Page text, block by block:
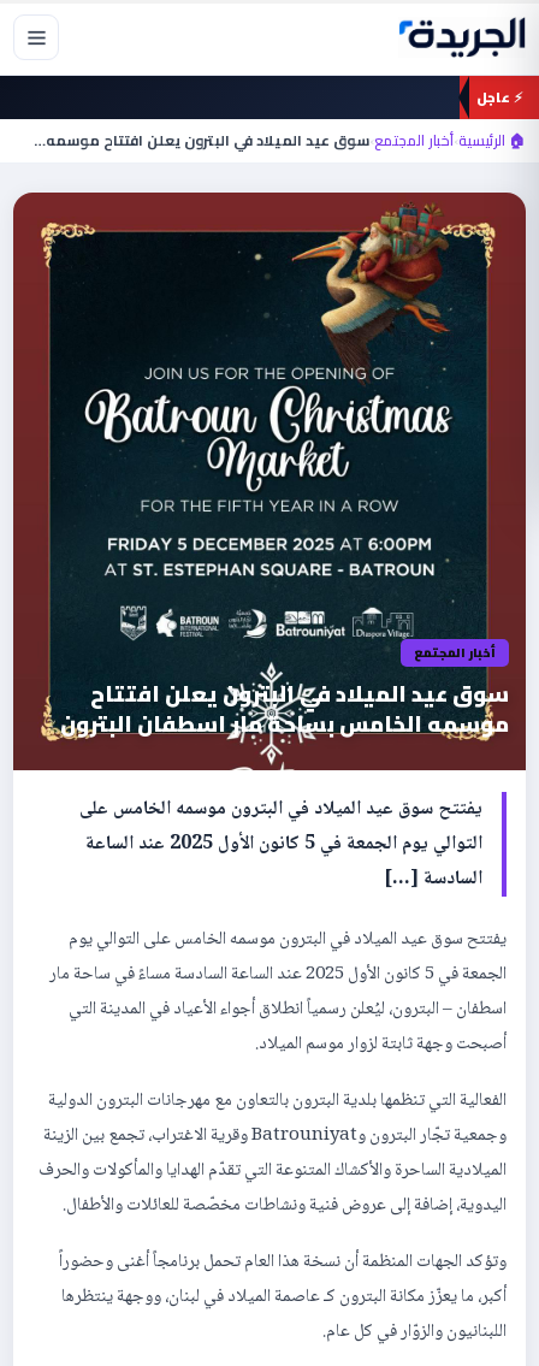
تخطي
المحتوى
⚡ عاجل
🏠 الرئيسية›أخبار المجتمع›سوق عيد الميلاد في البترون يعلن افتتاح موسمه…
أخبار المجتمع
سوق عيد الميلاد في البترون يعلن افتتاح
موسمه الخامس بساحة مار اسطفان البترون
يفتتح سوق عيد الميلاد في البترون موسمه الخامس على
التوالي يوم الجمعة في 5 كانون الأول 2025 عند الساعة
السادسة […]
يفتتح سوق عيد الميلاد في البترون موسمه الخامس على التوالي يوم
الجمعة في 5 كانون الأول 2025 عند الساعة السادسة مساءً في ساحة مار
اسطفان – البترون، ليُعلن رسمياً انطلاق أجواء الأعياد في المدينة التي
أصبحت وجهة ثابتة لزوار موسم الميلاد.
الفعالية التي تنظمها بلدية البترون بالتعاون مع مهرجانات البترون الدولية
وجمعية تجّار البترون وBatrouniyat وقرية الاغتراب، تجمع بين الزينة
الميلادية الساحرة والأكشاك المتنوعة التي تقدّم الهدايا والمأكولات والحرف
اليدوية، إضافة إلى عروض فنية ونشاطات مخصّصة للعائلات والأطفال.
وتؤكد الجهات المنظمة أن نسخة هذا العام تحمل برنامجاً أغنى وحضوراً
أكبر، ما يعزّز مكانة البترون كـ عاصمة الميلاد في لبنان، ووجهة ينتظرها
اللبنانيون والزوّار في كل عام.